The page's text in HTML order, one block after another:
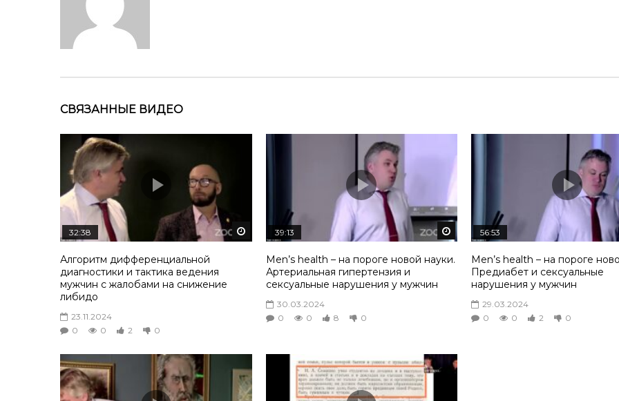
СВЯЗАННЫЕ ВИДЕО
Смотреть потом
32:38
Алгоритм дифференциальной
диагностики и тактика ведения
мужчин с жалобами на снижение
либидо
23.11.2024
0
0 2 0
Смотреть потом
39:13
Men’s health – на пороге новой науки.
Артериальная гипертензия и
сексуальные нарушения у мужчин
30.03.2024
0
0 8 0
56:53
Men’s health – на пороге
Предиабет и сексуальные
нарушения у мужчин
29.03.2024
0
0 2 0